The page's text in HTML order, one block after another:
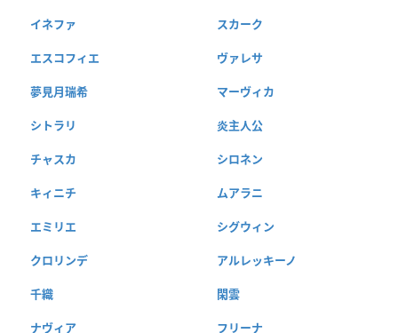
イネファ スカーク
エスコフィエ ヴァレサ
夢見月瑞希 マーヴィカ
シトラリ 炎主人公
チャスカ シロネン
キィニチ ムアラニ
エミリエ シグウィン
クロリンデ アルレッキーノ
千織 閑雲
ナヴィア フリーナ